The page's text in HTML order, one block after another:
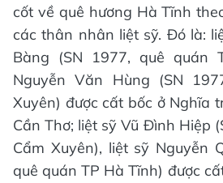
cốt về quê hương Hà Tĩnh
các thân nhân liệt sỹ. Đó là:
Bàng (SN 1977, quê quán
Nguyễn Văn Hùng (SN
Xuyên) được cất bốc ở Nghĩa
Cần Thơ; liệt sỹ Vũ Đình Hiệp
Cẩm Xuyên), liệt sỹ Nguyễn
quê quán TP Hà Tĩnh) được